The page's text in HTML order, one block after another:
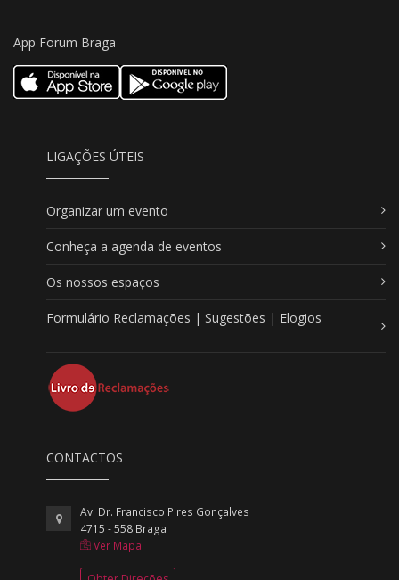
App Forum Braga
LIGAÇÕES ÚTEIS
Organizar um evento
Conheça a agenda de eventos
Os nossos espaços
Formulário Reclamações | Sugestões | Elogios
CONTACTOS
Av. Dr. Francisco Pires Gonçalves
4715 - 558 Braga
Ver Mapa